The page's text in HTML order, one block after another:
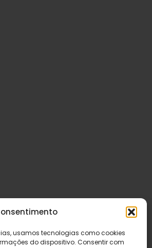
usamos tecnologias como cookies
do dispositivo. Consentir com